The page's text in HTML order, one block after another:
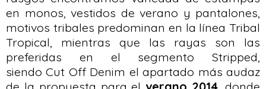
en monos, vestidos de verano y pantalones,
motivos tribales predominan en la línea Tribal
Tropical, mientras que las rayas son las
preferidas en el segmento Stripped,
siendo Cut Off Denim el apartado más audaz